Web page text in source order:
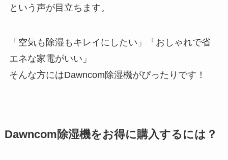
という声が目立ちます。
「空気も除湿もキレイにしたい」「おしゃれで省
エネな家電がいい」
そんな方にはDawncom除湿機がぴったりです！
Dawncom除湿機をお得に購入するには？